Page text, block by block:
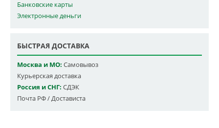
Банковские карты
Электронные деньги
БЫСТРАЯ ДОСТАВКА
Москва и МО: Самовывоз
Курьерская доставка
Россия и СНГ: СДЭК
Почта РФ / Достависта